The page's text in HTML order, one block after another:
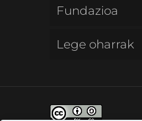
Fundazioa
Lege oharrak